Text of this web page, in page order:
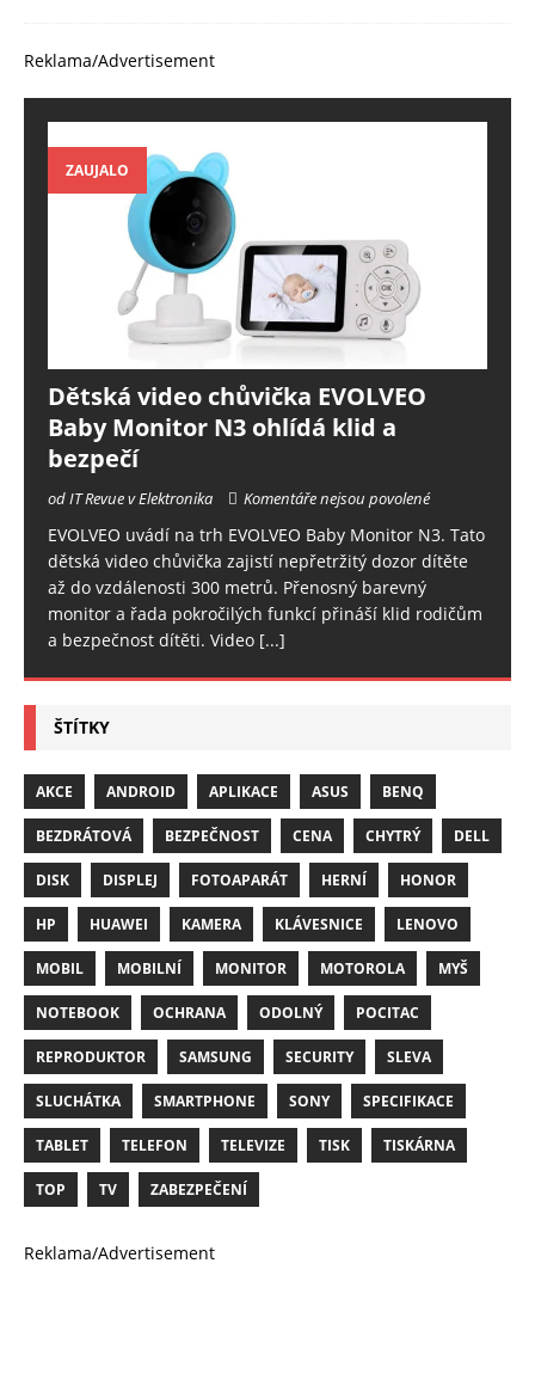
Reklama/Advertisement
ZAUJALO
Dětská video chůvička EVOLVEO
Baby Monitor N3 ohlídá klid a
bezpečí
od IT Revue v Elektronika Komentáře nejsou povolené
EVOLVEO uvádí na trh EVOLVEO Baby Monitor N3. Tato
dětská video chůvička zajistí nepřetržitý dozor dítěte
až do vzdálenosti 300 metrů. Přenosný barevný
monitor a řada pokročilých funkcí přináší klid rodičům
a bezpečnost dítěti. Video [...]
ŠTÍTKY
AKCE ANDROID APLIKACE ASUS BENQ
BEZDRÁTOVÁ BEZPEČNOST CENA CHYTRÝ DELL
DISK DISPLEJ FOTOAPARÁT HERNÍ HONOR
HP HUAWEI KAMERA KLÁVESNICE LENOVO
MOBIL MOBILNÍ MONITOR MOTOROLA MYŠ
NOTEBOOK OCHRANA ODOLNÝ POCITAC
REPRODUKTOR SAMSUNG SECURITY SLEVA
SLUCHÁTKA SMARTPHONE SONY SPECIFIKACE
TABLET TELEFON TELEVIZE TISK TISKÁRNA
TOP TV ZABEZPEČENÍ
Reklama/Advertisement